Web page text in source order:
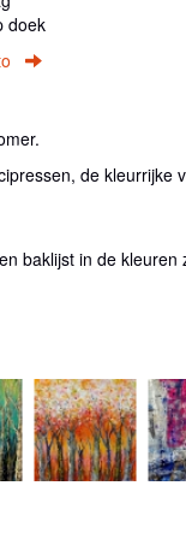
doek
de kleurrijke
baklijst in de kleuren